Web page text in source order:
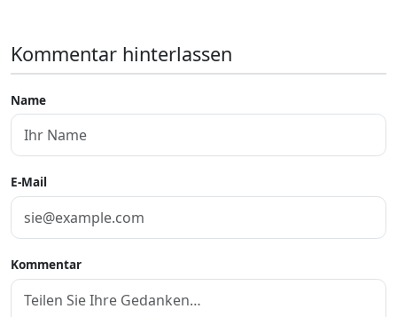
Kommentar hinterlassen
Name
E-Mail
Kommentar